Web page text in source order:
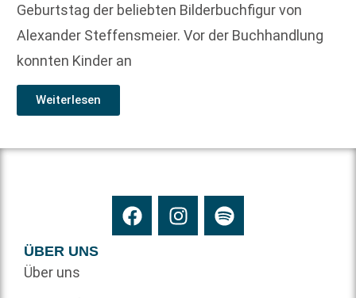
Geburtstag der beliebten Bilderbuchfigur von
Alexander Steffensmeier. Vor der Buchhandlung
konnten Kinder an
Weiterlesen
ÜBER UNS
Über uns